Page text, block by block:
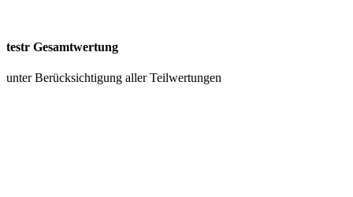
testr Gesamtwertung
unter Berücksichtigung aller Teilwertungen